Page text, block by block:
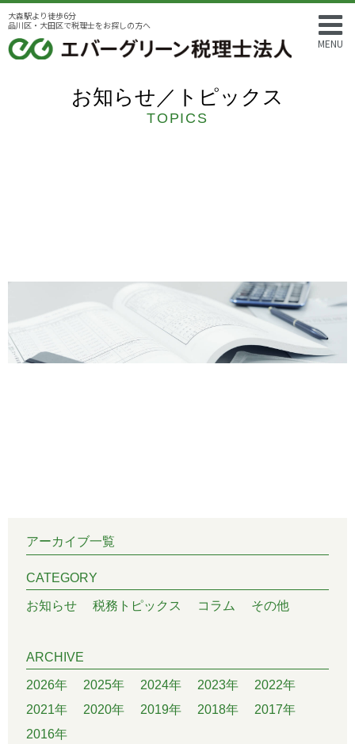
MENU
大森駅より徒歩6分
品川区・大田区で税理士をお探しの方へ
お知らせ／トピックス
TOPICS
アーカイブ一覧
CATEGORY
お知らせ 税務トピックス コラム その他
ARCHIVE
2026年 2025年 2024年 2023年
2022年
2021年
2020年 2019年 2018年
2017年
2016年